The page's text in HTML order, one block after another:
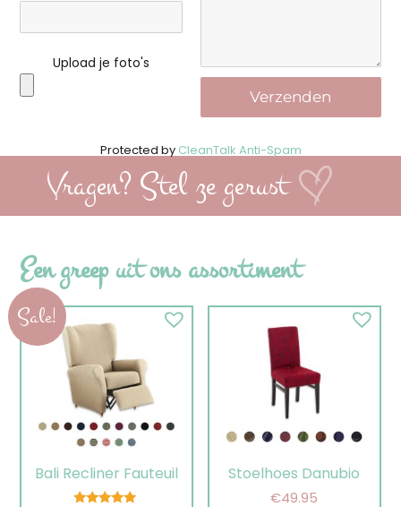
Upload je foto's
Protected by CleanTalk Anti-Spam
Vragen? Stel ze gerust
Een greep uit ons assortiment
Sale!
Bali Recliner Fauteuil Stoelhoes Danubio
€49.95